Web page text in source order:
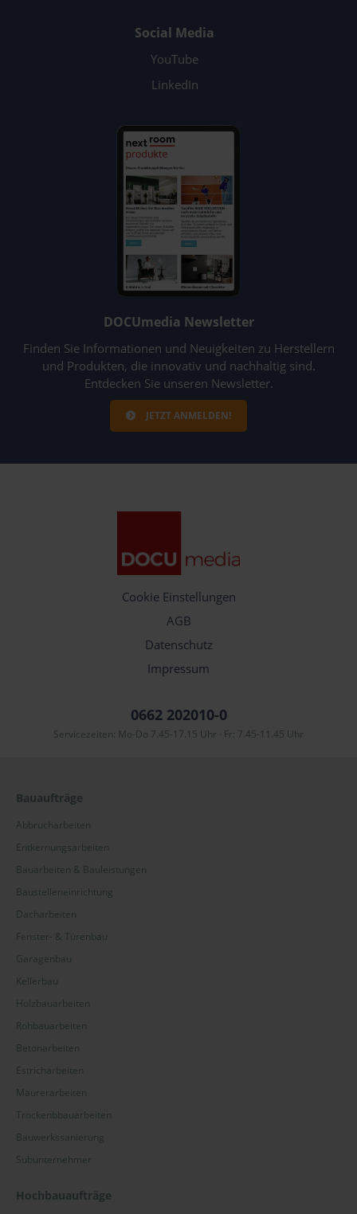
Social Media
YouTube
LinkedIn
DOCUmedia Newsletter
Finden Sie Informationen und Neuigkeiten zu Herstellern
und Produkten, die innovativ und nachhaltig sind.
Entdecken Sie unseren Newsletter.
JETZT ANMELDEN!
Cookie Einstellungen
AGB
Datenschutz
Impressum
0662 202010-0
Servicezeiten: Mo-Do 7.45-17.15 Uhr · Fr: 7.45-11.45 Uhr
Bauaufträge
Abbrucharbeiten
Entkernungsarbeiten
Bauarbeiten & Bauleistungen
Baustelleneinrichtung
Dacharbeiten
Fenster- & Türenbau
Garagenbau
Kellerbau
Holzbauarbeiten
Rohbauarbeiten
Betonarbeiten
Estricharbeiten
Maurerarbeiten
Trockenbbauarbeiten
Bauwerkssanierung
Subunternehmer
Hochbauaufträge